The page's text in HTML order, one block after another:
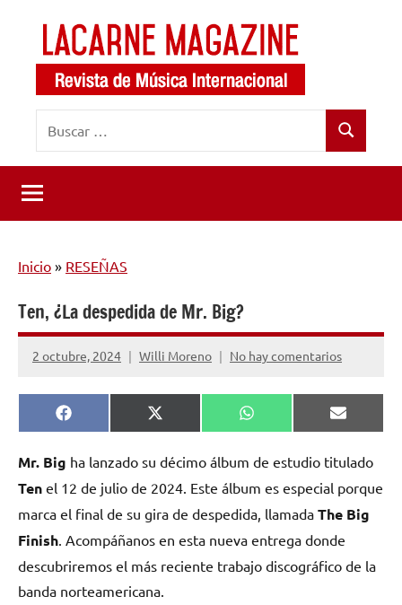
contenido
LaCarne
Magazine
de
música
internacional
Buscar
Inicio » RESEÑAS
Ten, ¿La despedida de Mr. Big?
2 octubre, 2024 Willi Moreno No hay comentarios
Compartir
en
Facebook
Compartir
en
X
(Twitter)
Compartir
en
WhatsApp
en
Email
Mr. Big ha lanzado su décimo álbum de estudio titulado
Ten el 12 de julio de 2024. Este álbum es especial porque
marca el final de su gira de despedida, llamada The Big
Finish . Acompáñanos en esta nueva entrega donde
descubriremos el más reciente trabajo discográfico de la
banda norteamericana.